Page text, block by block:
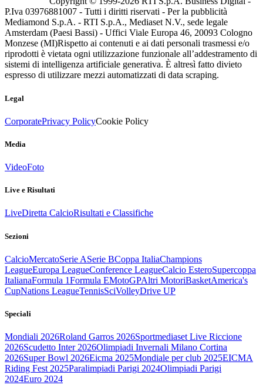
P.Iva 03976881007 - Tutti i diritti riservati - Per la pubblicità
Mediamond S.p.A. - RTI S.p.A., Mediaset N.V., sede legale
Amsterdam (Paesi Bassi) - Uffici Viale Europa 46, 20093 Cologno
Monzese (MI)Rispetto ai contenuti e ai dati personali trasmessi e/o
riprodotti è vietata ogni utilizzazione funzionale all’addestramento di
sistemi di intelligenza artificiale generativa. È altresì fatto divieto
espresso di utilizzare mezzi automatizzati di data scraping.
Legal
CorporatePrivacy PolicyCookie Policy
Media
VideoFoto
Live e Risultati
LiveDiretta CalcioRisultati e Classifiche
Sezioni
CalcioMercatoSerie ASerie BCoppa ItaliaChampions
LeagueEuropa LeagueConference LeagueCalcio EsteroSupercoppa
ItalianaFormula 1Formula EMotoGPAltri MotoriBasketAmerica's
CupNations LeagueTennisSciVolleyDrive UP
Speciali
Mondiali 2026Roland Garros 2026Sportmediaset Live Riccione
2026Scudetto Inter 2026Olimpiadi Invernali Milano Cortina
2026Super Bowl 2026Eicma 2025Mondiale per club 2025EICMA
Riding Fest 2025Paralimpiadi Parigi 2024Olimpiadi Parigi
2024Euro 2024